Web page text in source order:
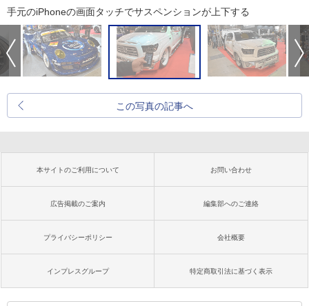
手元のiPhoneの画面タッチでサスペンションが上下する
この写真の記事へ
本サイトのご利用について お問い合わせ
広告掲載のご案内 編集部へのご連絡
プライバシーポリシー 会社概要
インプレスグループ 特定商取引法に基づく表示